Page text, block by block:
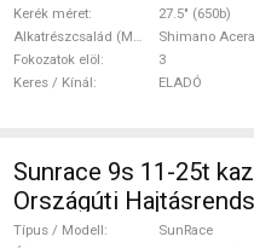
Kerék méret
27.5" (650b)
Alkatrészcsalád (MTB)
Shimano Acera
Fokozatok elöl
3
Keres / Kínál
ELADÓ
Sunrace 9s 11-25t
Országúti
Típus / Modell
SunRace